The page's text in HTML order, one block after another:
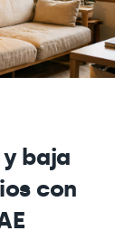
baja
con